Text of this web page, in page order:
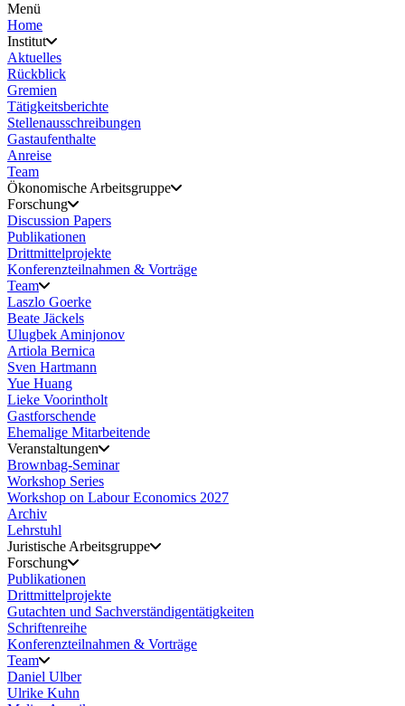
Menü
Home
Institut
Aktuelles
Rückblick
Gremien
Tätigkeitsberichte
Stellenausschreibungen
Gastaufenthalte
Anreise
Team
Ökonomische Arbeitsgruppe
Forschung
Discussion Papers
Publikationen
Drittmittelprojekte
Konferenzteilnahmen & Vorträge
Team
Laszlo Goerke
Beate Jäckels
Ulugbek Aminjonov
Artiola Bernica
Sven Hartmann
Yue Huang
Lieke Voorintholt
Gastforschende
Ehemalige Mitarbeitende
Veranstaltungen
Brownbag-Seminar
Workshop Series
Workshop on Labour Economics 2027
Archiv
Lehrstuhl
Juristische Arbeitsgruppe
Forschung
Publikationen
Drittmittelprojekte
Gutachten und Sachverständigentätigkeiten
Schriftenreihe
Konferenzteilnahmen & Vorträge
Team
Daniel Ulber
Ulrike Kuhn